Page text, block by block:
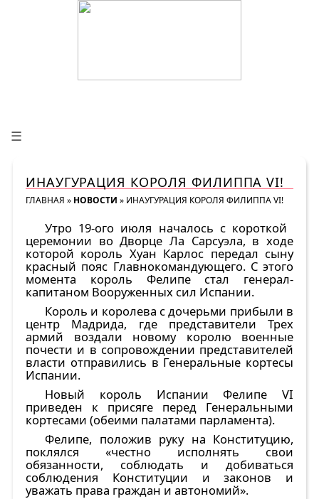
☰
ИНАУГУРАЦИЯ КОРОЛЯ ФИЛИППА VI!
ГЛАВНАЯ » НОВОСТИ » ИНАУГУРАЦИЯ КОРОЛЯ ФИЛИППА VI!
Утро 19-ого июля началось с короткой
церемонии во Дворце Ла Сарсуэла, в ходе
которой король Хуан Карлос передал сыну
красный пояс Главнокомандующего. С этого
момента король Фелипе стал генерал-
капитаном Вооруженных сил Испании.
Король и королева с дочерьми прибыли в
центр Мадрида, где представители Трех
армий воздали новому королю военные
почести и в сопровождении представителей
власти отправились в Генеральные кортесы
Испании.
Новый король Испании Фелипе VI
приведен к присяге перед Генеральными
кортесами (обеими палатами парламента).
Фелипе, положив руку на Конституцию,
поклялся «честно исполнять свои
обязанности, соблюдать и добиваться
соблюдения Конституции и законов и
уважать права граждан и автономий».